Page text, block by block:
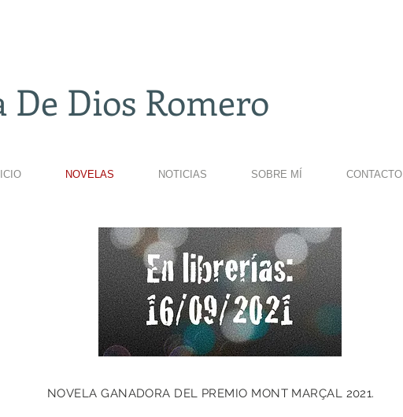
Dios Romero
NOVELAS NOTICIAS SOBRE MÍ CONTACTO
NOVELA GANADORA DEL PREMIO MONT MARÇAL 2021.